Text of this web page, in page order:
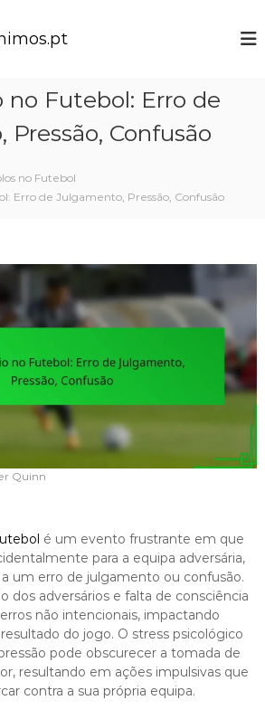
no Futebol: Erro de
Confusão
no Futebol
Erro de Julgamento, Pressão, Confusão
Quinn
é um evento frustrante em que
para a equipa adversária,
um erro de julgamento ou confusão.
dos adversários e falta de consciência
não intencionais, impactando
do jogo. O stress psicológico
pode obscurecer a tomada de
resultando em ações impulsivas que
contra a sua própria equipa.